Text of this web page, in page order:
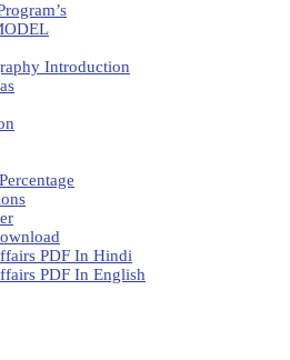
Introduction
PDF In Hindi
PDF In English